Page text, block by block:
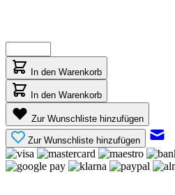
In den Warenkorb
In den Warenkorb
Zur Wunschliste hinzufügen
Zur Wunschliste hinzufügen